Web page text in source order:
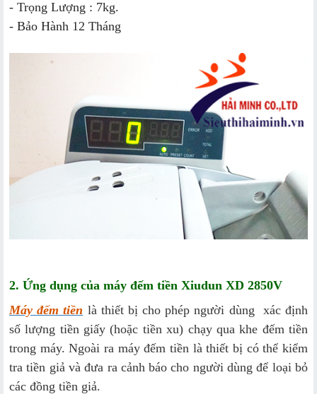
- Trọng Lượng : 7kg.
- Bảo Hành 12 Tháng
2. Ứng dụng của máy đếm tiền Xiudun XD 2850V
Máy đếm tiền là thiết bị cho phép người dùng xác định
số lượng tiền giấy (hoặc tiền xu) chạy qua khe đếm tiền
trong máy. Ngoài ra máy đếm tiền là thiết bị có thể kiểm
tra tiền giả và đưa ra cảnh báo cho người dùng để loại bỏ
các đồng tiền giả.